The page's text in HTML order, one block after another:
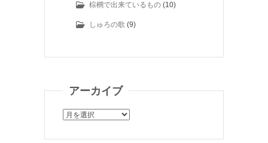
棕櫚で出来ているもの (10)
しゅろの歌 (9)
アーカイブ
ア
カ